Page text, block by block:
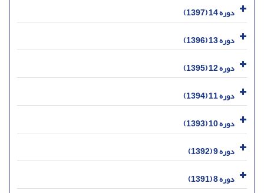
دوره 14 (1397)
دوره 13 (1396)
دوره 12 (1395)
دوره 11 (1394)
دوره 10 (1393)
دوره 9 (1392)
دوره 8 (1391)